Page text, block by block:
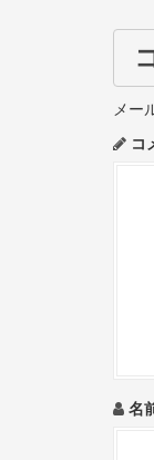
n
a
i
メー
コ
名